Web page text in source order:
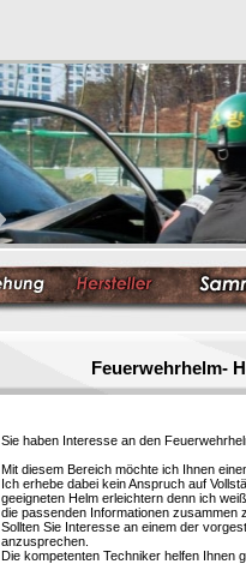
Feuerwehrhelm-
Sie haben Interesse an den
Mit diesem Bereich möchte ich Ihnen
Ich erhebe dabei kein Anspruch auf
geeigneten Helm erleichtern denn ich
die passenden Informationen zusammen
Sollten Sie Interesse an einem der
anzusprechen.
Die kompetenten Techniker helfen Ihnen